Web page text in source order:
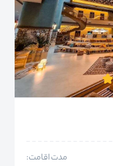
مدت اقامت: